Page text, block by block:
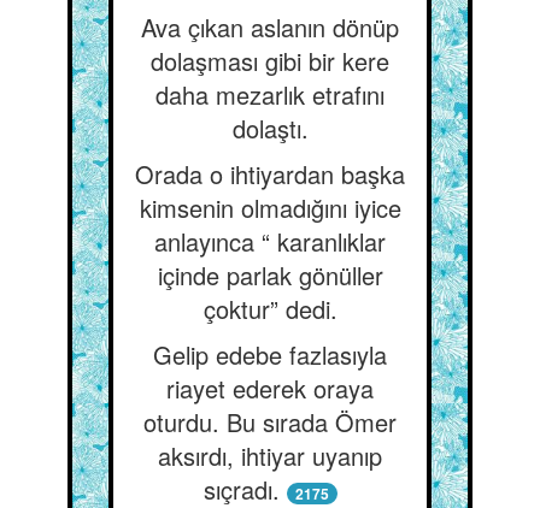
Ava çıkan aslanın dönüp
dolaşması gibi bir kere
daha mezarlık etrafını
dolaştı.
Orada o ihtiyardan başka
kimsenin olmadığını iyice
anlayınca “ karanlıklar
içinde parlak gönüller
çoktur” dedi.
Gelip edebe fazlasıyla
riayet ederek oraya
oturdu. Bu sırada Ömer
aksırdı, ihtiyar uyanıp
sıçradı.
2175